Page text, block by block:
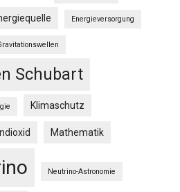
Energieversorgung
Schubart
Klimaschutz
Mathematik
Neutrino-Astronomie